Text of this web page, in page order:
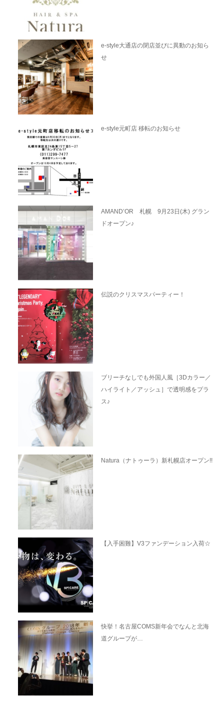
e-style大通店の閉店並びに異動のお知ら
せ
e-style元町店 移転のお知らせ
AMAND’OR 札幌 9月23日(木) グラン
ドオープン♪
伝説のクリスマスパーティー！
ブリーチなしでも外国人風［3Dカラー／
ハイライト／アッシュ］で透明感をプラ
ス♪
Natura（ナトゥーラ）新札幌店オープン!!
【入手困難】V3ファンデーション入荷☆
快挙！名古屋COMS新年会でなんと北海
道グループが…